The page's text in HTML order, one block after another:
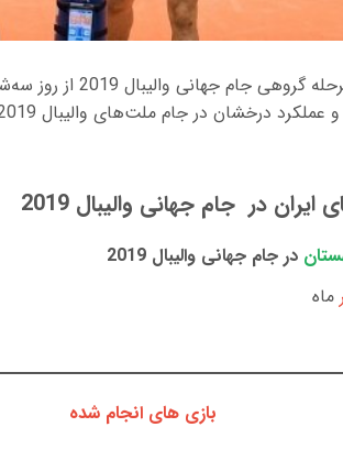
در جام جهانی والیبال 2019
در جام جهانی والیبال 2019
ماه
بازی های انجام شده